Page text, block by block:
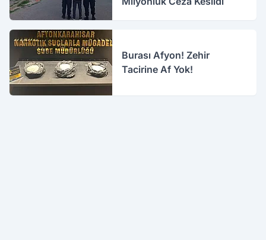
Burası Afyon! Zehir
Tacirine Af Yok!